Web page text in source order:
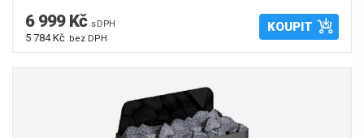
6 999 Kč s DPH
5 784 Kč bez DPH
KOUPIT